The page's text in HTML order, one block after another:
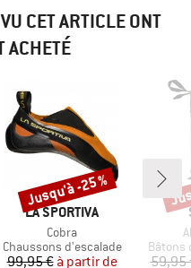
CET ARTICLE ONT
ACHETÉ
MARQUE
LA SPORTIVA
Article
Cobra
Product group
Chaussons d'escalade
Prix
99,95 € Prix réduit
à partir de
Remise
Jusqu'à -25 %
Bâtons
59,95